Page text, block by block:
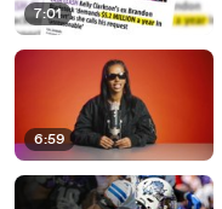
7:01
6:59